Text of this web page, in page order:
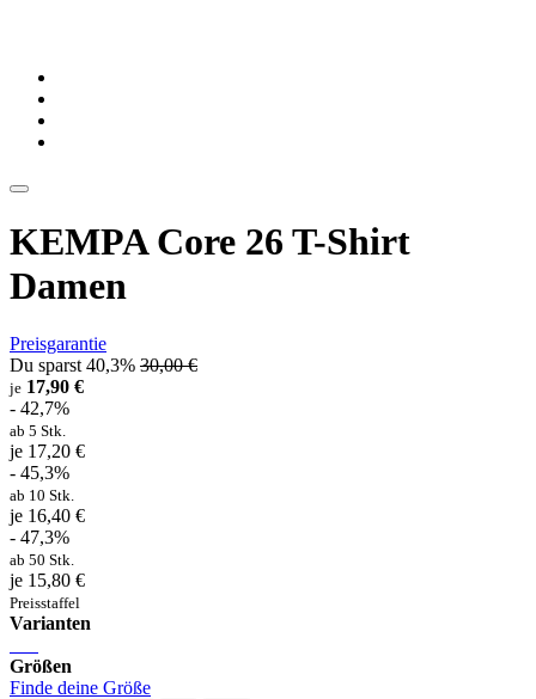
KEMPA Core 26 T-Shirt
Damen
Preisgarantie
Du sparst 40,3% 30,00 €
je 17,90 €
- 42,7%
ab 5 Stk.
je 17,20 €
- 45,3%
ab 10 Stk.
je 16,40 €
- 47,3%
ab 50 Stk.
je 15,80 €
Preisstaffel
Varianten
Größen
Finde deine Größe